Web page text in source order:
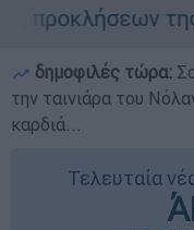
της Άγκυρας
δημοφιλές τώρα:
την ταινιάρα του
καρδιά...
Τελευταία